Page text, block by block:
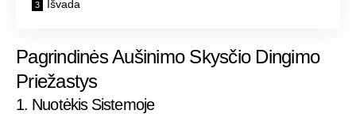
Išvada
Pagrindinės Aušinimo Skysčio Dingimo
Priežastys
1. Nuotėkis Sistemoje